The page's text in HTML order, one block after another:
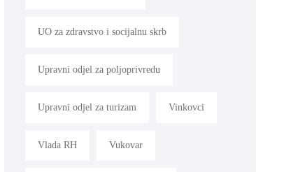
UO za zdravstvo i socijalnu skrb
Upravni odjel za poljoprivredu
Upravni odjel za turizam Vinkovci
Vlada RH Vukovar